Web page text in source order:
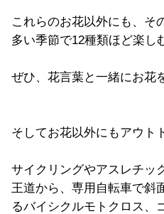
これらのお花以外にも、そ
多い季節で12種類ほど楽し
ぜひ、花言葉と一緒にお花
そしてお花以外にもアウト
サイクリングやアスレチッ
王道から、専用自転車で斜
るバイシクルモトクロス、